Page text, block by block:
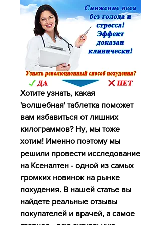
Хотите узнать, какая
'волшебная' таблетка поможет
вам избавиться от лишних
килограммов? Ну, мы тоже
хотим! Именно поэтому мы
решили провести исследование
на Ксеналтен - одной из самых
громких новинок на рынке
похудения. В нашей статье вы
найдете реальные отзывы
покупателей и врачей, а самое